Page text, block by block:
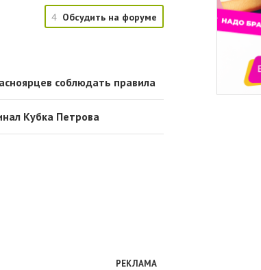
4 Обсудить на форуме
соблюдать правила
Кубка Петрова
РЕКЛАМА